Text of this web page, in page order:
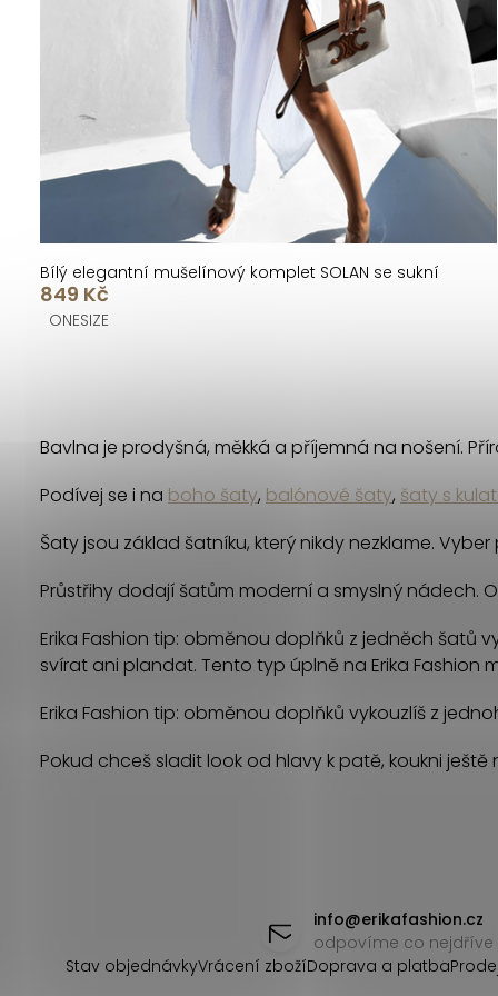
ů
t
Bílý elegantní mušelínový komplet SOLAN se sukní
849 Kč
ONESIZE
l
á
d
a
c
í
p
r
Bavlna je prodyšná, měkká a příjemná na nošení.
Podívej se i na boho šaty, balónové šaty, šaty s
Šaty jsou základ šatníku, který nikdy nezklame.
Průstřihy dodají šatům moderní a smyslný nádech.
Erika Fashion tip: obměnou doplňků z jedněch šatů
svírat ani plandat. Tento typ úplně na Erika Fashion
Erika Fashion tip: obměnou doplňků vykouzlíš z
Pokud chceš sladit look od hlavy k patě, koukni ještě
info@erikafashion.cz
odpovíme co nejdříve
Stav objednávkyVrácení zbožíDoprava a platba